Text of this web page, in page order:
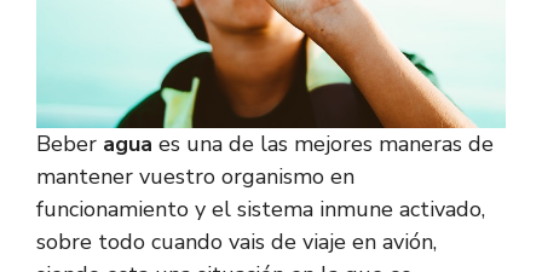
Beber agua es una de las mejores maneras de
mantener vuestro organismo en
funcionamiento y el sistema inmune activado,
sobre todo cuando vais de viaje en avión,